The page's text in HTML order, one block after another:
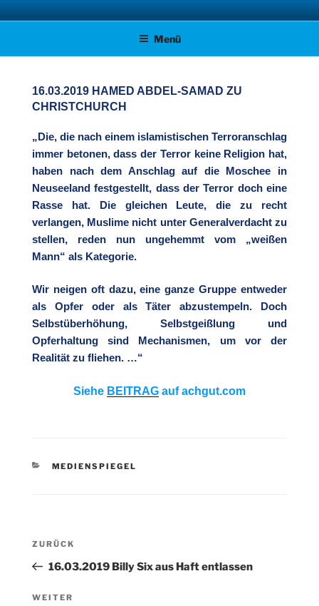
Zum
Inhalt AFD KREISVERBAND STADE
Menü
16.03.2019 HAMED ABDEL-SAMAD ZU
CHRISTCHURCH
„Die, die nach einem islamistischen Terroranschlag
immer betonen, dass der Terror keine Religion hat,
haben nach dem Anschlag auf die Moschee in
Neuseeland festgestellt, dass der Terror doch eine
Rasse hat. Die gleichen Leute, die zu recht
verlangen, Muslime nicht unter Generalverdacht zu
stellen, reden nun ungehemmt vom „weißen
Mann“ als Kategorie.
Wir neigen oft dazu, eine ganze Gruppe entweder
als Opfer oder als Täter abzustempeln. Doch
Selbstüberhöhung, Selbstgeißlung und
Opferhaltung sind Mechanismen, um vor der
Realität zu fliehen. …“
Siehe BEITRAG auf achgut.com
KATEGORIEN
MEDIENSPIEGEL
Beitragsnavigation
Vorheriger
Beitrag
ZURÜCK
16.03.2019 Billy Six aus Haft entlassen
Nächster
WEITER